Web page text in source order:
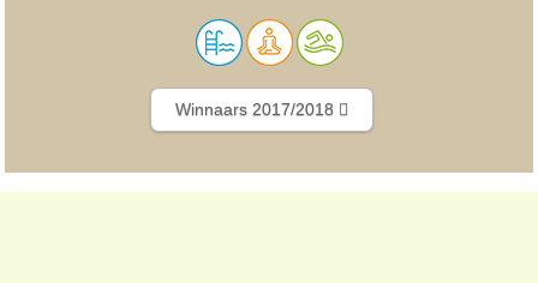
Winnaars 2017/2018